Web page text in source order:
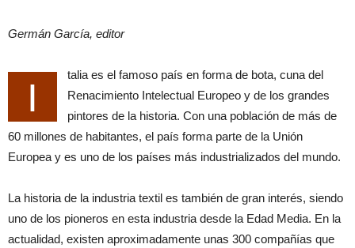
Germán García, editor
I
talia es el famoso país en forma de bota, cuna del
Renacimiento Intelectual Europeo y de los grandes
pintores de la historia. Con una población de más de
60 millones de habitantes, el país forma parte de la Unión
Europea y es uno de los países más industrializados del mundo.
La historia de la industria textil es también de gran interés, siendo
uno de los pioneros en esta industria desde la Edad Media. En la
actualidad, existen aproximadamente unas 300 compañías que